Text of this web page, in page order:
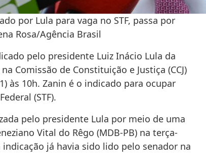
por Lula para vaga no STF, passa por
Rosa/Agência Brasil
pelo presidente Luiz Inácio Lula da
Comissão de Constituição e Justiça (CCJ)
às 10h. Zanin é o indicado para ocupar
(STF).
pelo presidente Lula por meio de uma
Vital do Rêgo (MDB-PB) na terça-
já havia sido lido pelo senador na